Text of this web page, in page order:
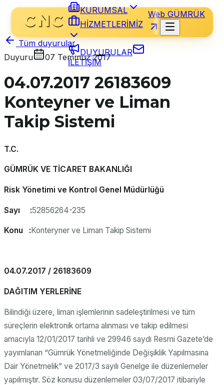
KURUMSAL
HİZMETLERİMİZ
DUYURULAR
İLETİŞİM
Web GÜMRÜK
Tüm duyurular
Duyuru
07 Temmuz 2017
04.07.2017 26183609
Konteyner ve Liman
Takip Sistemi
T.C.
GÜMRÜK VE TİCARET BAKANLIĞI
Risk Yönetimi ve Kontrol Genel Müdürlüğü
Sayı :52856264-235
Konu : Konteryner ve Liman Takip Sistemi
04.07.2017 / 26183609
DAĞITIM YERLERİNE
Bilindiği üzere, liman işlemlerinin sadeleştirilmesi ve tüm
süreçlerin elektronik ortama alınması ve takip edilmesi
amacıyla 12/01/2017 tarihli ve 29946 saydı Resmi Gazete’de
yayımlanan “Gümrük Yönetmeliğinde Değişiklik Yapılmasına
Dair Yönetmelik” ve 2017/3 sayılı Genelge ile düzenlemeler
yapılmıştır. Söz konusu düzenlemeler 03/07/2017 itibariyle